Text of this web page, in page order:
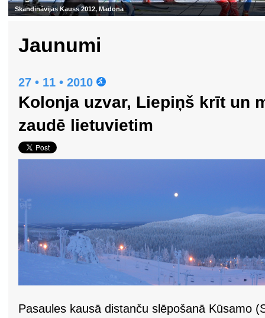
Skandināvijas Kauss 2012, Madona
Jaunumi
27 • 11 • 2010
Kolonja uzvar, Liepiņš krīt un
zaudē lietuvietim
Pasaules kausā distanču slēpošanā Kūsamo